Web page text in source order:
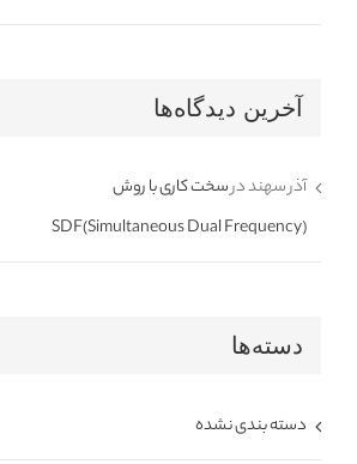
آخرین دیدگاه‌ها
آذر سهنددرسخت کاری با روش
SDF(Simultaneous Dual Frequency)
دسته‌ها
دسته بندی نشده